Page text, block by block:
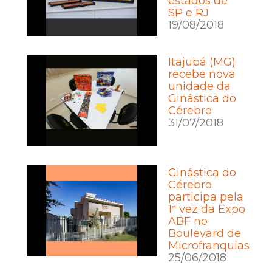
SP e RJ
19/08/2018
Itajubá (MG)
recebe nova
unidade da
Ginástica do
Cérebro
31/07/2018
Ginástica do
Cérebro
participa pela
1ª vez da Expo
ABF no
Boulevard de
Microfranquias
25/06/2018